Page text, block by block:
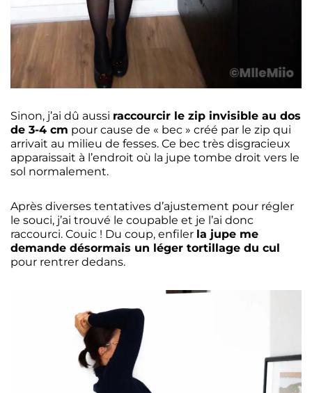
Sinon, j’ai dû aussi raccourcir le zip invisible au dos
de 3-4 cm pour cause de « bec » créé par le zip qui
arrivait au milieu de fesses. Ce bec très disgracieux
apparaissait à l’endroit où la jupe tombe droit vers le
sol normalement.
Après diverses tentatives d’ajustement pour régler
le souci, j’ai trouvé le coupable et je l’ai donc
raccourci. Couic ! Du coup, enfiler la jupe me
demande désormais un léger tortillage du cul
pour rentrer dedans.